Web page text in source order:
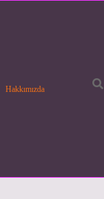
Hakkımızda